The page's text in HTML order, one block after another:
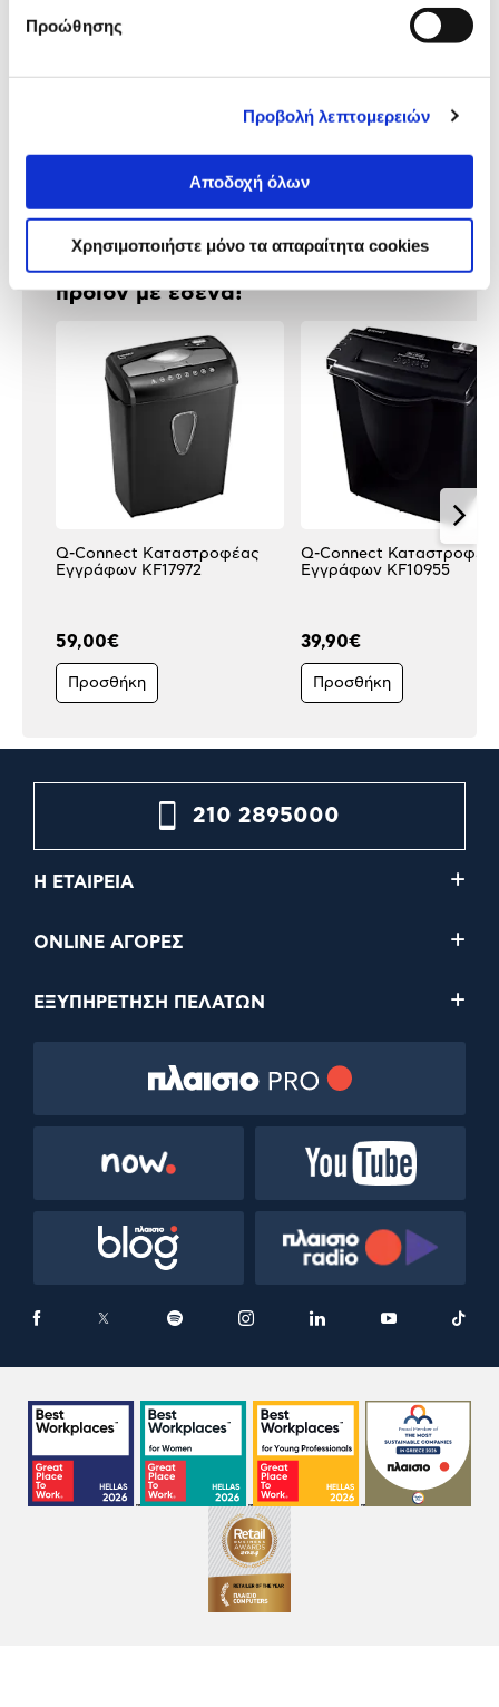
Προώθησης
Προβολή λεπτομερειών
Αποδοχή όλων
Χρησιμοποιήστε μόνο τα απαραίτητα cookies
Αναλυτική
Αναλυτική παρουσίαση
Δες τι κλίκαραν όσοι είδαν το ίδιο
προϊόν με εσένα!
Q-Connect Kαταστροφέας
Εγγράφων KF17972
59,00€
Προσθήκη
Q-Connect
Εγγράφων KF10955
39,90€
Προσθήκη
210 2895000
Η ΕΤΑΙΡΕΙΑ
ONLINE ΑΓΟΡΕΣ
ΕΞΥΠΗΡΕΤΗΣΗ ΠΕΛΑΤΩΝ